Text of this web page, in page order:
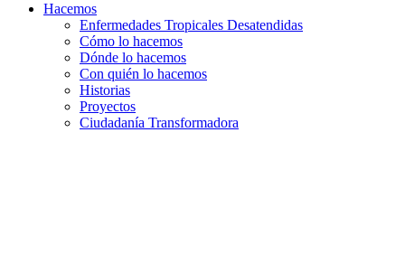
Hacemos
Enfermedades Tropicales Desatendidas
Cómo lo hacemos
Dónde lo hacemos
Con quién lo hacemos
Historias
Proyectos
Ciudadanía Transformadora